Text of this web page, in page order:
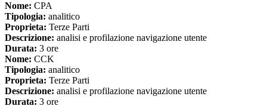
Nome: CPA
Tipologia: analitico
Proprieta: Terze Parti
Descrizione: analisi e profilazione navigazione utente
Durata: 3 ore
Nome: CCK
Tipologia: analitico
Proprieta: Terze Parti
Descrizione: analisi e profilazione navigazione utente
Durata: 3 ore